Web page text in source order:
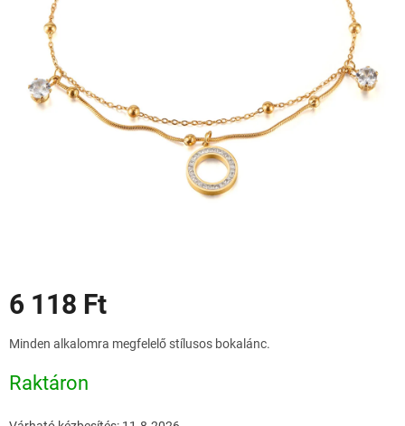
Ajándékdobozok
Akciók
6 118 Ft
Minden alkalomra megfelelő stílusos bokalánc.
Raktáron